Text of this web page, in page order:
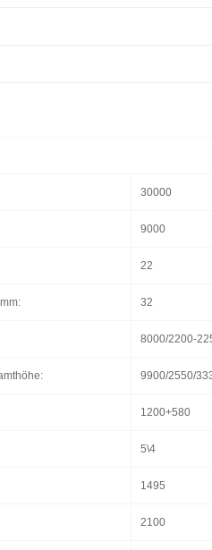
30000
9000
22
32
8000/2200-
9900/2550/
1200+580
5\4
1495
2100